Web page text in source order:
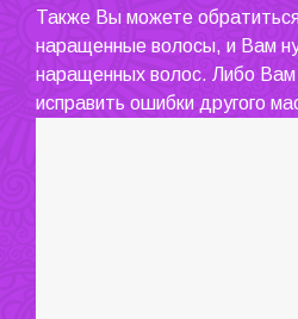
Также Вы можете
наращенные волосы, и Вам
наращенных волос. Либо
исправить ошибки другого